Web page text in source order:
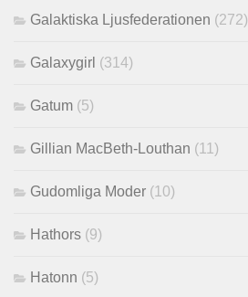
Galaktiska Ljusfederationen (272)
Galaxygirl (314)
Gatum (5)
Gillian MacBeth-Louthan (11)
Gudomliga Moder (10)
Hathors (9)
Hatonn (5)